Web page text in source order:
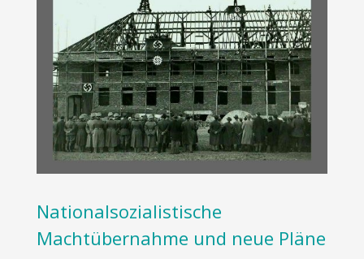
Nationalsozialistische
Machtübernahme und neue Pläne